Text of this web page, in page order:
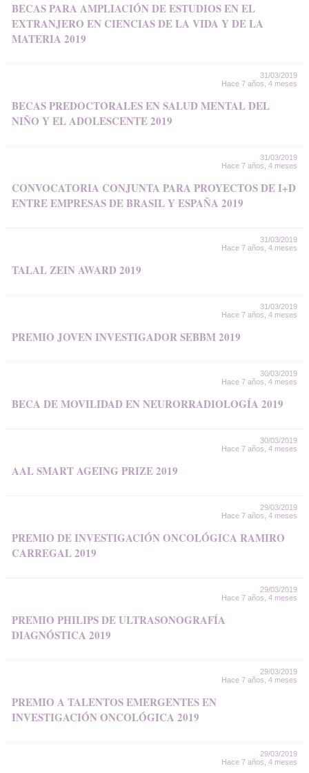
BECAS PARA AMPLIACIÓN DE ESTUDIOS EN EL
EXTRANJERO EN CIENCIAS DE LA VIDA Y DE LA
MATERIA 2019
31/03/2019
Hace 7 años, 4 meses
BECAS PREDOCTORALES EN SALUD MENTAL DEL
NIÑO Y EL ADOLESCENTE 2019
31/03/2019
Hace 7 años, 4 meses
CONVOCATORIA CONJUNTA PARA PROYECTOS DE I+D
ENTRE EMPRESAS DE BRASIL Y ESPAÑA 2019
31/03/2019
Hace 7 años, 4 meses
TALAL ZEIN AWARD 2019
31/03/2019
Hace 7 años, 4 meses
PREMIO JOVEN INVESTIGADOR SEBBM 2019
30/03/2019
Hace 7 años, 4 meses
BECA DE MOVILIDAD EN NEURORRADIOLOGÍA 2019
30/03/2019
Hace 7 años, 4 meses
AAL SMART AGEING PRIZE 2019
29/03/2019
Hace 7 años, 4 meses
PREMIO DE INVESTIGACIÓN ONCOLÓGICA RAMIRO
CARREGAL 2019
29/03/2019
Hace 7 años, 4 meses
PREMIO PHILIPS DE ULTRASONOGRAFÍA
DIAGNÓSTICA 2019
29/03/2019
Hace 7 años, 4 meses
PREMIO A TALENTOS EMERGENTES EN
INVESTIGACIÓN ONCOLÓGICA 2019
29/03/2019
Hace 7 años, 4 meses